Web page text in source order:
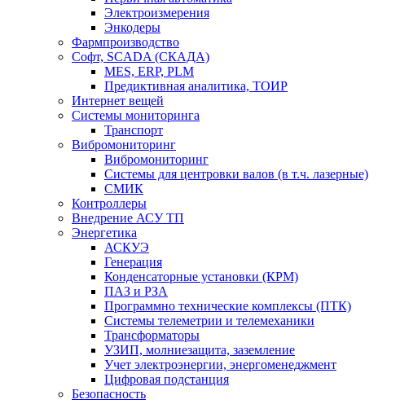
Электроизмерения
Энкодеры
Фармпроизводство
Софт, SCADA (СКАДА)
MES, ERP, PLM
Предиктивная аналитика, ТОИР
Интернет вещей
Системы мониторинга
Транспорт
Вибромониторинг
Вибромониторинг
Системы для центровки валов (в т.ч. лазерные)
СМИК
Контроллеры
Внедрение АСУ ТП
Энергетика
АСКУЭ
Генерация
Конденсаторные установки (КРМ)
ПАЗ и РЗА
Программно технические комплексы (ПТК)
Системы телеметрии и телемеханики
Трансформаторы
УЗИП, молниезащита, заземление
Учет электроэнергии, энергоменеджмент
Цифровая подстанция
Безопасность